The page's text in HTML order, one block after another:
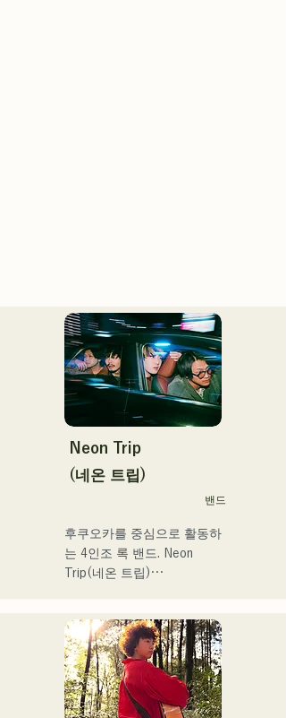
Neon Trip
(네온 트립)
밴드
후쿠오카를 중심으로 활동하
는 4인조 록 밴드. Neon
Trip(네온 트립)
가요록의 에센스가 Vo&Gt.
가미야 유우마의 윤기가 있
는 가성으로 향수를 느끼는
곡에 숨쉬고 있다. Vo&Gt.가